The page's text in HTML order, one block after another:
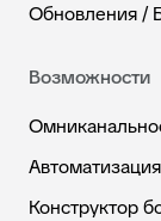
Обновления /
Возможности
Автоматизация
Конструктор